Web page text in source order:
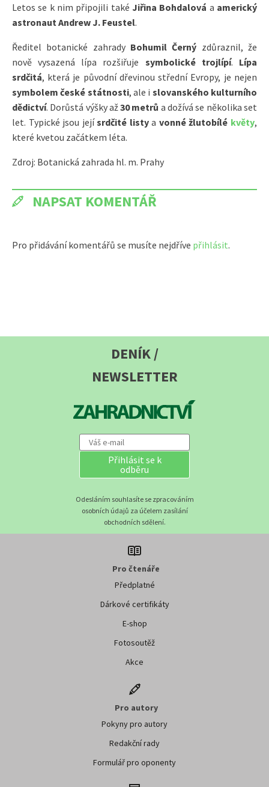
Letos se k nim připojili také Jiřina Bohdalová a americký
astronaut Andrew J. Feustel.
Ředitel botanické zahrady Bohumil Černý zdůraznil, že
nově vysazená lípa rozšiřuje symbolické trojlípí. Lípa
srdčitá, která je původní dřevinou střední Evropy, je nejen
symbolem české státnosti, ale i slovanského kulturního
dědictví. Dorůstá výšky až30 metrů a dožívá se několika set
let. Typické jsou jejísrdčité listya vonné žlutobílé květy,
které kvetou začátkem léta.
Zdroj: Botanická zahrada hl. m. Prahy
NAPSAT KOMENTÁŘ
Pro přidávání komentářů se musíte nejdříve přihlásit.
DENÍK /
NEWSLETTER
Přihlásit se k
odběru
Odesláním souhlasíte se zpracováním
osobních údajů za účelem zasílání
obchodních sdělení.
Pro čtenáře
Předplatné
Dárkové certifikáty
E-shop
Fotosoutěž
Akce
Pro autory
Pokyny pro autory
Redakční rady
Formulář pro oponenty